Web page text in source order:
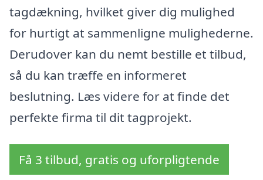
tagdækning, hvilket giver dig mulighed
for hurtigt at sammenligne mulighederne.
Derudover kan du nemt bestille et tilbud,
så du kan træffe en informeret
beslutning. Læs videre for at finde det
perfekte firma til dit tagprojekt.
Få 3 tilbud, gratis og uforpligtende